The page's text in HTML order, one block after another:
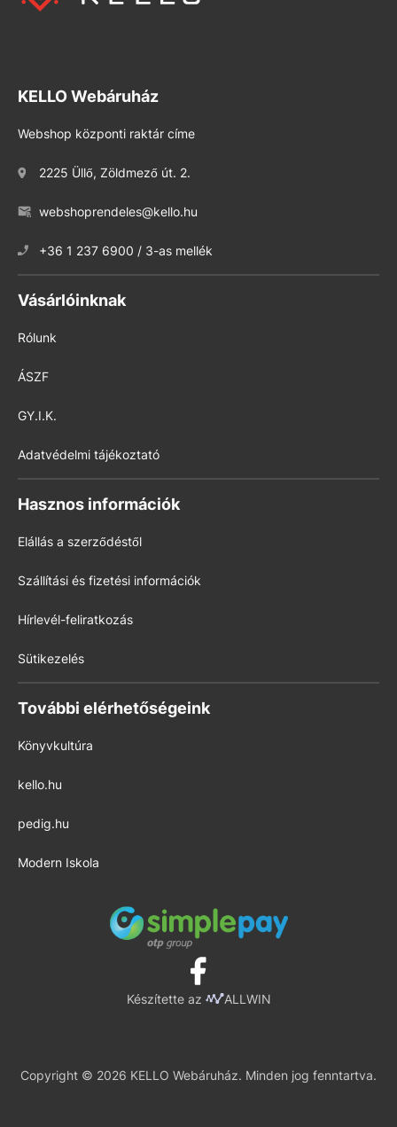
KELLO Webáruház
Webshop központi raktár címe
2225 Üllő, Zöldmező út. 2.
webshoprendeles@kello.hu
+36 1 237 6900 / 3-as mellék
Vásárlóinknak
Rólunk
ÁSZF
GY.I.K.
Adatvédelmi tájékoztató
Hasznos információk
Elállás a szerződéstől
Szállítási és fizetési információk
Hírlevél-feliratkozás
Sütikezelés
További elérhetőségeink
Könyvkultúra
kello.hu
pedig.hu
Modern Iskola
Készítette az ALLWIN
Copyright © 2026 KELLO Webáruház. Minden jog fenntartva.